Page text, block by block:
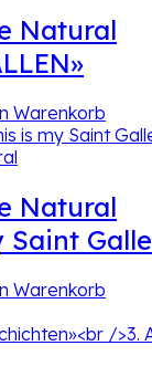
Natural
Warenkorb
Natural
Saint
Warenkorb